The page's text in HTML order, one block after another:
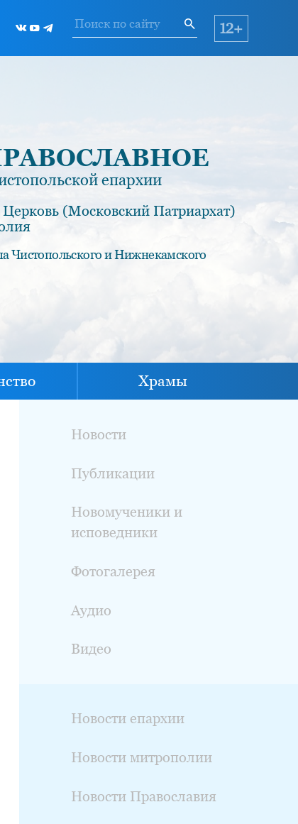
12+
епархии
Церковь (Московский Патриархат)
Чистопольского и Нижнекамского
Храмы
Новости
Публикации
Новомученики и
исповедники
Фотогалерея
Аудио
Видео
Новости епархии
Новости митрополии
Новости Православия